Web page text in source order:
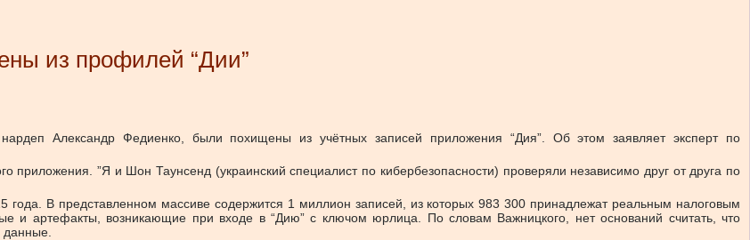
из профилей “Дии”
Александр Федиенко, были похищены из учётных записей приложения “Дия”. Об этом заявляет эксперт по
”Я и Шон Таунсенд (украинский специалист по кибербезопасности) проверяли независимо друг от друга по
В представленном массиве содержится 1 миллион записей, из которых 983 300 принадлежат реальным налоговым
и артефакты, возникающие при входе в “Дию” с ключом юрлица. По словам Важницкого, нет оснований считать, что